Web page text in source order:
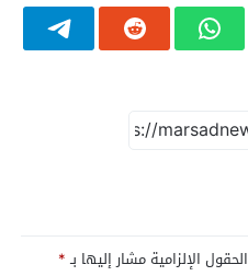
الحقول الإلزامية مشار إليها بـ*